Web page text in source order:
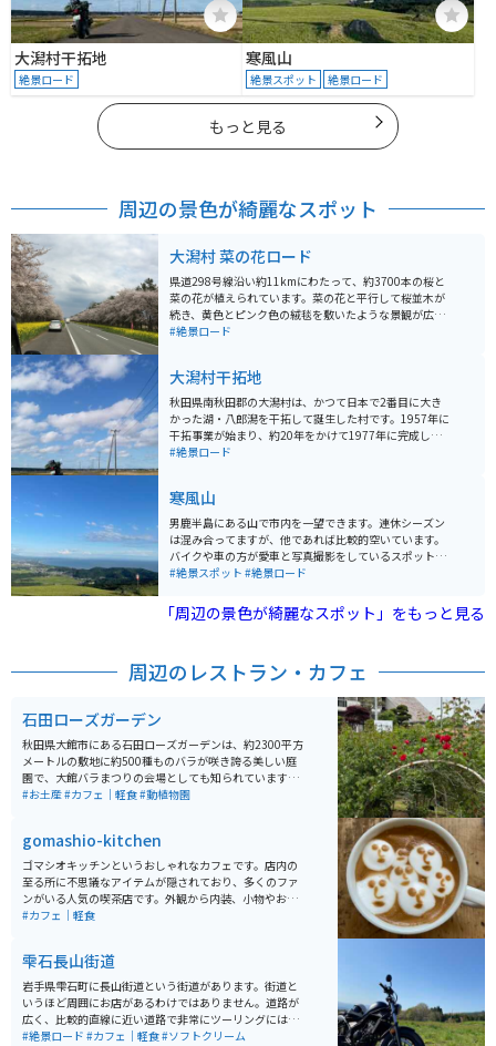
大潟村干拓地
絶景ロード
寒風山
絶景スポット 絶景ロード
もっと見る
周辺の景色が綺麗なスポット
大潟村 菜の花ロード
県道298号線沿い約11kmにわたって、約3700本の桜と
菜の花が植えられています。菜の花と平行して桜並木が
続き、黄色とピンク色の絨毯を敷いたような景観が広が
ります。春ツーリングで行くには最高の場所です。
#絶景ロード
大潟村干拓地
秋田県南秋田郡の大潟村は、かつて日本で2番目に大き
かった湖・八郎潟を干拓して誕生した村です。1957年に
干拓事業が始まり、約20年をかけて1977年に完成しま
した。総延長51キロの堤防に囲まれた土地は、今も広大
の。交通量も比較的少なく、ツーリングには理想的な環
境です。干拓博物館や「大潟富士」などの見どころも点
在し、のどかな田園風景の中で秋田らしいスケールの大
きな景色を楽しむことができます。
#絶景ロード
寒風山
男鹿半島にある山で市内を一望できます。連休シーズン
は混み合ってますが、他であれば比較的空いています。
バイクや車の方が愛車と写真撮影をしているスポットで
すが、一般の観光客の方もいます。山自体は簡単にアク
#絶景スポット #絶景ロード
「周辺の景色が綺麗なスポット」をもっと見る
周辺のレストラン・カフェ
石田ローズガーデン
秋田県大館市にある石田ローズガーデンは、約2300平方
メートルの敷地に約500種ものバラが咲き誇る美しい庭
園で、大館バラまつりの会場としても知られています。
開園は4月から10月で、特に6月中旬の見頃には色とりど
入園料は無料で駐車場も完備されており、気軽に立ち寄
れるのも魅力です。 園内のカフェでは食事メニューに加
え、「恋するローズソーダ」やローズソフトなどここな
らではのスイーツも人気。近くには秋田犬会館もあり、
合わせて観光するのもおすすめです。アクセスしやす
#お土産#カフェ｜軽食#動植物園
gomashio-kitchen
ゴマシオキッチンというおしゃれなカフェです。店内の
至る所に不思議なアイテムが隠されており、多くのファ
ンがいる人気の喫茶店です。外観から内装、小物やお食
事まで全てにこだわりがあるお店は、一度行ったら何度
く、人気があるため、行かれる際には予約をしてから行
くことをオススメします。
#カフェ｜軽食
雫石長山街道
岩手県雫石町に長山街道という街道があります。街道と
いうほど周囲にお店があるわけではありません。道路が
広く、比較的直線に近い道路で非常にツーリングには走
りやすい環境です。豊かな自然を味わいながらご飯を楽
#絶景ロード #カフェ｜軽食#ソフトクリーム